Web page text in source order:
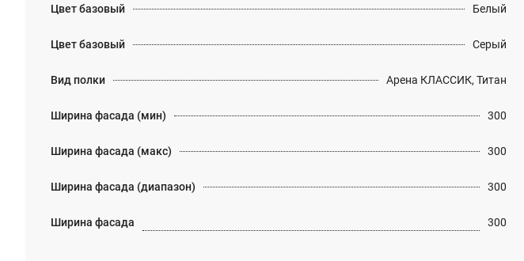
Цвет базовый Белый
Цвет базовый Серый
Вид полки Арена КЛАССИК, Титан
Ширина фасада (мин) 300
Ширина фасада (макс) 300
Ширина фасада (диапазон) 300
Ширина фасада 300